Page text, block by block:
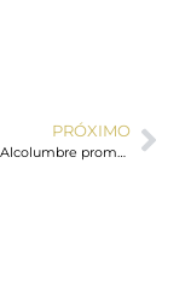
PRÓXIMO
Dosimetria: Alcolumbre promulga lei que beneficia condenados pelo 8/1